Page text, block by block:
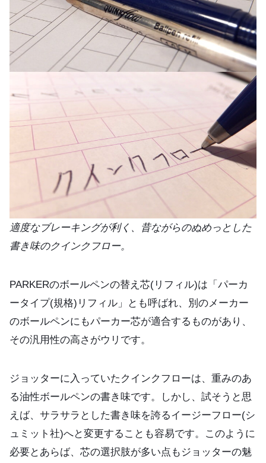
適度なブレーキングが利く、昔ながらのぬめっとした
書き味のクインクフロー。
PARKERのボールペンの替え芯(リフィル)は「パーカ
ータイプ(規格)リフィル」とも呼ばれ、別のメーカー
のボールペンにもパーカー芯が適合するものがあり、
その汎用性の高さがウリです。
ジョッターに入っていたクインクフローは、重みのあ
る油性ボールペンの書き味です。しかし、試そうと思
えば、サラサラとした書き味を誇るイージーフロー(シ
ュミット社)へと変更することも容易です。このように
必要とあらば、芯の選択肢が多い点もジョッターの魅